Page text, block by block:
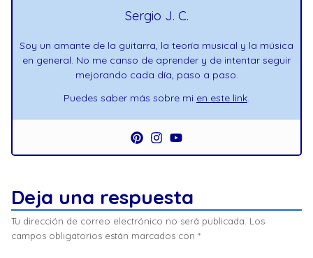
Sergio J. C.
Soy un amante de la guitarra, la teoría musical y la música
en general. No me canso de aprender y de intentar seguir
mejorando cada día, paso a paso.
Puedes saber más sobre mi en este link.
Deja una respuesta
Tu dirección de correo electrónico no será publicada. Los
campos obligatorios están marcados con *